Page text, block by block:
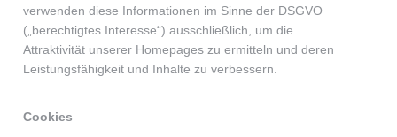
verwenden diese Informationen im Sinne der DSGVO
(„berechtigtes Interesse“) ausschließlich, um die
Attraktivität unserer Homepages zu ermitteln und deren
Leistungsfähigkeit und Inhalte zu verbessern.
Cookies